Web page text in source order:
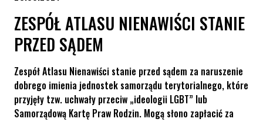
ZESPÓŁ ATLASU NIENAWIŚCI STANIE
PRZED SĄDEM
Zespół Atlasu Nienawiści stanie przed sądem za naruszenie
dobrego imienia jednostek samorządu terytorialnego, które
przyjęły tzw. uchwały przeciw „ideologii LGBT” lub
Samorządową Kartę Praw Rodzin. Mogą słono zapłacić za